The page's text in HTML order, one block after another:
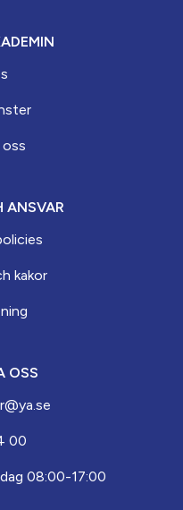
ANSVAR
kakor
OSS
00
08:00-17:00